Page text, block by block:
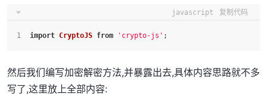
javascript 复制代码
import CryptoJS from 'crypto-js' ;
然后我们编写加密解密方法,并暴露出去,具体内容思路就不多
写了,这里放上全部内容: